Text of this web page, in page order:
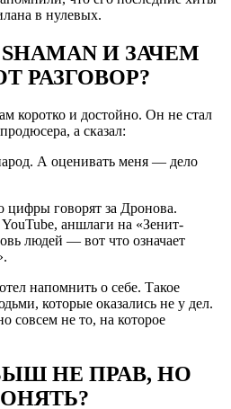
в нулевых.
И ЗАЧЕМ
РАЗГОВОР?
коротко и достойно. Он не стал
а сказал:
А оценивать меня — дело
цифры говорят за Дронова.
аншлаги на «Зенит-
людей — вот что означает
напомнить о себе. Такое
которые оказались не у дел.
не то, на которое
НЕ ПРАВ, НО